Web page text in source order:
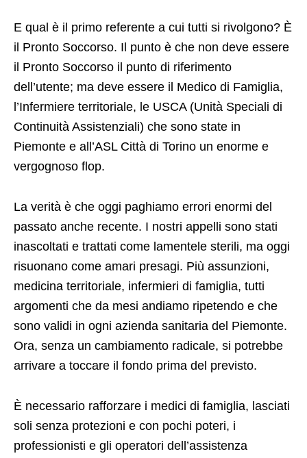
E qual è il primo referente a cui tutti si rivolgono? È
il Pronto Soccorso. Il punto è che non deve essere
il Pronto Soccorso il punto di riferimento
dell’utente; ma deve essere il Medico di Famiglia,
l’Infermiere territoriale, le USCA (Unità Speciali di
Continuità Assistenziali) che sono state in
Piemonte e all’ASL Città di Torino un enorme e
vergognoso flop.
La verità è che oggi paghiamo errori enormi del
passato anche recente. I nostri appelli sono stati
inascoltati e trattati come lamentele sterili, ma oggi
risuonano come amari presagi. Più assunzioni,
medicina territoriale, infermieri di famiglia, tutti
argomenti che da mesi andiamo ripetendo e che
sono validi in ogni azienda sanitaria del Piemonte.
Ora, senza un cambiamento radicale, si potrebbe
arrivare a toccare il fondo prima del previsto.
È necessario rafforzare i medici di famiglia, lasciati
soli senza protezioni e con pochi poteri, i
professionisti e gli operatori dell’assistenza